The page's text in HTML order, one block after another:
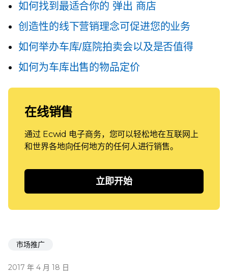
如何找到最适合你的 弹出 商店
创造性的线下营销理念可促进您的业务
如何举办车库/庭院拍卖会以及是否值得
如何为车库出售的物品定价
在线销售
通过 Ecwid 电子商务，您可以轻松地在互联网上
和世界各地向任何地方的任何人进行销售。
立即开始
市场推广
2017 年 4 月 18 日